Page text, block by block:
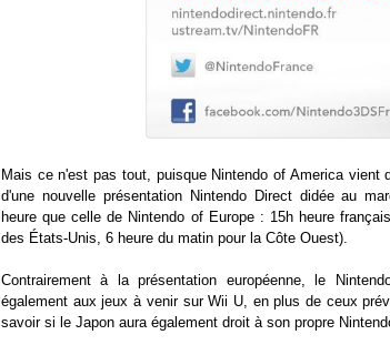
Mais ce n'est pas tout, puisque Nintendo of America vient
d'une nouvelle présentation Nintendo Direct didée au
heure que celle de Nintendo of Europe : 15h heure
des États-Unis, 6 heure du matin pour la Côte Ouest).
Contrairement à la présentation européenne, le
également aux jeux à venir sur Wii U, en plus de ceux
savoir si le Japon aura également droit à son propre